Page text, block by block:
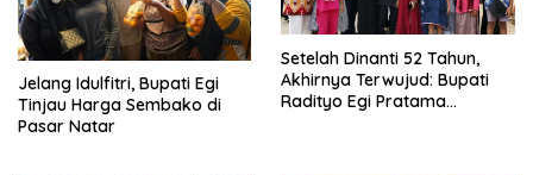
Jelang Idulfitri, Bupati Egi
Tinjau Harga Sembako di
Pasar Natar
Setelah Dinanti 52 Tahun,
Akhirnya Terwujud: Bupati
Radityo Egi Pratama